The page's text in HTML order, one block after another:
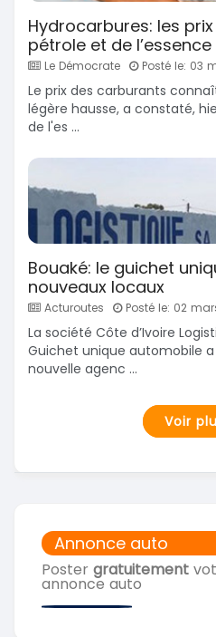
Annonce auto
Poster gratuitement
annonce auto
Hydrocarbures: les
pétrole et de
Le Démocrate Posté le: 03
Le prix des carburants
légère hausse, a constaté,
de l'es ...
Bouaké: le guichet
nouveaux locaux
Acturoutes Posté le: 02
La société Côte d’Ivoire
Guichet unique automobile
nouvelle agenc ...
Voir